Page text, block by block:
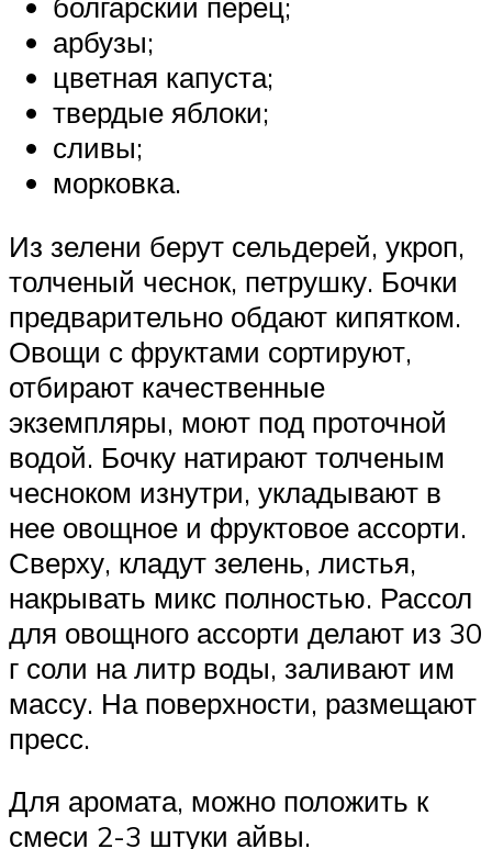
арбузы;
цветная капуста;
твердые яблоки;
сливы;
морковка.
Из зелени берут сельдерей, укроп,
толченый чеснок, петрушку. Бочки
предварительно обдают кипятком.
Овощи с фруктами сортируют,
отбирают качественные
экземпляры, моют под проточной
водой. Бочку натирают толченым
чесноком изнутри, укладывают в
нее овощное и фруктовое ассорти.
Сверху, кладут зелень, листья,
накрывать микс полностью. Рассол
для овощного ассорти делают из 30
г соли на литр воды, заливают им
массу. На поверхности, размещают
пресс.
Для аромата, можно положить к
смеси 2-3 штуки айвы.